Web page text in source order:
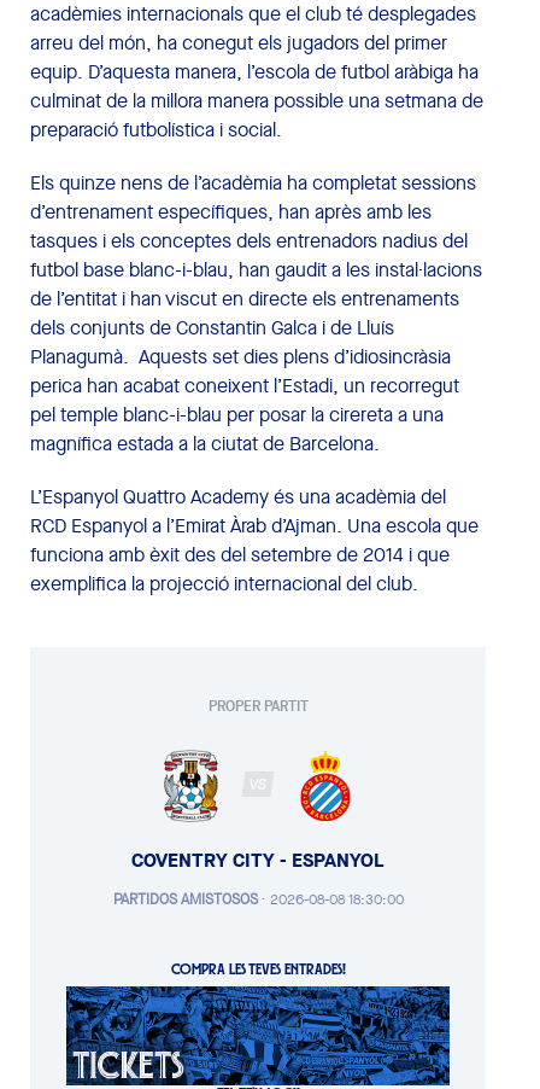
acadèmies internacionals que el club té desplegades
arreu del món, ha conegut els jugadors del primer
equip. D’aquesta manera, l’escola de futbol aràbiga ha
culminat de la millora manera possible una setmana de
preparació futbolística i social.
Els quinze nens de l’acadèmia ha completat sessions
d’entrenament específiques, han après amb les
tasques i els conceptes dels entrenadors nadius del
futbol base blanc-i-blau, han gaudit a les instal·lacions
de l’entitat i han viscut en directe els entrenaments
dels conjunts de Constantin Galca i de Lluís
Planagumà. Aquests set dies plens d’idiosincràsia
perica han acabat coneixent l’Estadi, un recorregut
pel temple blanc-i-blau per posar la cirereta a una
magnífica estada a la ciutat de Barcelona.
L’Espanyol Quattro Academy és una acadèmia del
RCD Espanyol a l’Emirat Àrab d’Ajman. Una escola que
funciona amb èxit des del setembre de 2014 i que
exemplifica la projecció internacional del club.
PROPER PARTIT
VS
COVENTRY CITY - ESPANYOL
PARTIDOS AMISTOSOS· 2026-08-08 18:30:00
COMPRA LES TEVES ENTRADES!